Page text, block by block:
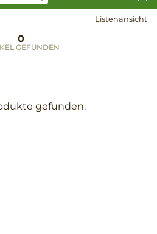
Listenansicht
0
GEFUNDEN
gefunden.